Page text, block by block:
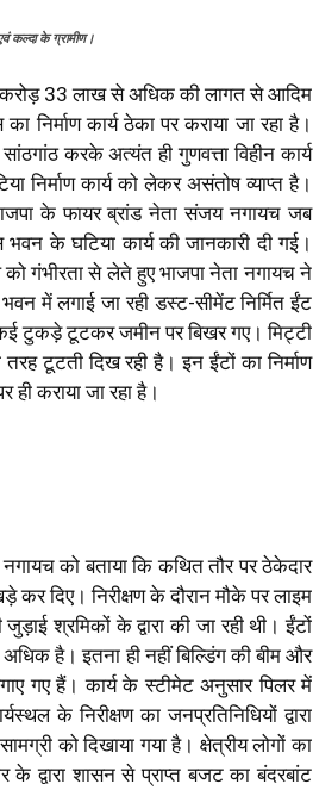
कल्दा के ग्रामीण।
करोड़ 33 लाख से अधिक की लागत से आदिम
निर्माण कार्य ठेका पर कराया जा रहा है।
करके अत्यंत ही गुणवत्ता विहीन कार्य
निर्माण कार्य को लेकर असंतोष व्याप्त है।
के फायर ब्रांड नेता संजय नगायच जब
भवन के घटिया कार्य की जानकारी दी गई।
गंभीरता से लेते हुए भाजपा नेता नगायच ने
में लगाई जा रही डस्ट-सीमेंट निर्मित ईंट
टुकड़े टूटकर जमीन पर बिखर गए। मिट्टी
टूटती दिख रही है। इन ईंटों का निर्माण
कराया जा रहा है।
को बताया कि कथित तौर पर ठेकेदार
कर दिए। निरीक्षण के दौरान मौके पर लाइम
श्रमिकों के द्वारा की जा रही थी। ईंटों
है। इतना ही नहीं बिल्डिंग की बीम और
गए हैं। कार्य के स्टीमेट अनुसार पिलर में
के निरीक्षण का जनप्रतिनिधियों द्वारा
को दिखाया गया है। क्षेत्रीय लोगों का
के द्वारा शासन से प्राप्त बजट का बंदरबांट